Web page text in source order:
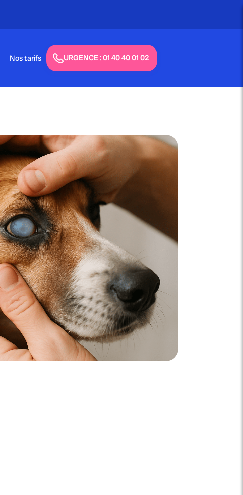
Nos tarifs URGENCE : 01 40 40 01 02